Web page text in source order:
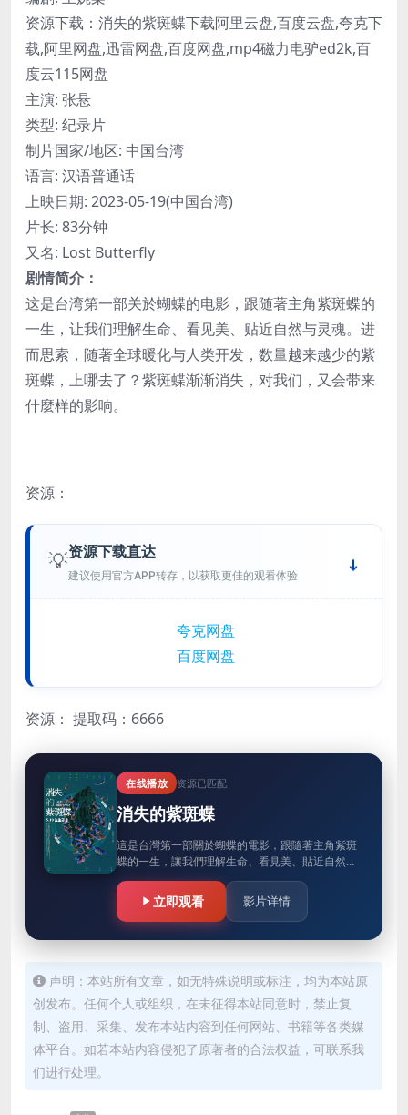
资源下载：消失的紫斑蝶下载阿里云盘,百度云盘,夸克下
载,阿里网盘,迅雷网盘,百度网盘,mp4磁力电驴ed2k,百
度云115网盘
主演: 张悬
类型: 纪录片
制片国家/地区: 中国台湾
语言: 汉语普通话
上映日期: 2023-05-19(中国台湾)
片长: 83分钟
又名: Lost Butterfly
剧情简介：
这是台湾第一部关於蝴蝶的电影，跟随著主角紫斑蝶的
一生，让我们理解生命、看见美、贴近自然与灵魂。进
而思索，随著全球暖化与人类开发，数量越来越少的紫
斑蝶，上哪去了？紫斑蝶渐渐消失，对我们，又会带来
什麼样的影响。
资源：
💡资源下载直达
建议使用官方APP转存，以获取更佳的观看体验
夸克网盘
百度网盘
资源： 提取码：6666
在线播放 资源已匹配
消失的紫斑蝶
這是台灣第一部關於蝴蝶的電影，跟隨著主角紫斑
蝶的一生，讓我們理解生命、看見美、貼近自然與
靈魂。進而思索，隨著全球暖化與人類開發，數量
越來越少的紫斑蝶，上哪去了？…
立即观看 影片详情
声明：本站所有文章，如无特殊说明或标注，均为本站原
创发布。任何个人或组织，在未征得本站同意时，禁止复
制、盗用、采集、发布本站内容到任何网站、书籍等各类媒
体平台。如若本站内容侵犯了原著者的合法权益，可联系我
们进行处理。